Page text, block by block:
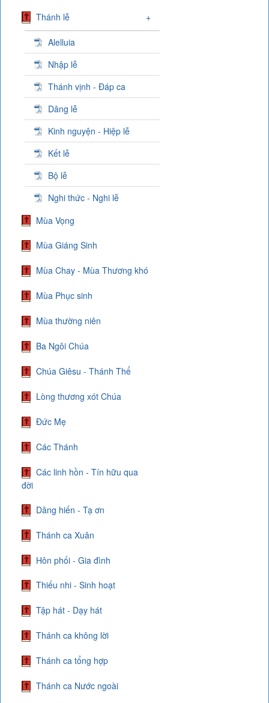
Thánh lễ +
Alelluia
Nhập lễ
Thánh vịnh - Đáp ca
Dâng lễ
Kinh nguyện - Hiệp lễ
Kết lễ
Bộ lễ
Nghi thức - Nghi lễ
Mùa Vọng
Mùa Giáng Sinh
Mùa Chay - Mùa Thương khó
Mùa Phục sinh
Mùa thường niên
Ba Ngôi Chúa
Chúa Giêsu - Thánh Thể
Lòng thương xót Chúa
Đức Mẹ
Các Thánh
Các linh hồn - Tín hữu qua
đời
Dâng hiến - Tạ ơn
Thánh ca Xuân
Hôn phối - Gia đình
Thiếu nhi - Sinh hoạt
Tập hát - Dạy hát
Thánh ca không lời
Thánh ca tổng hợp
Thánh ca Nước ngoài